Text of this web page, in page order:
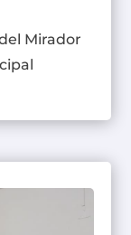
Mirador